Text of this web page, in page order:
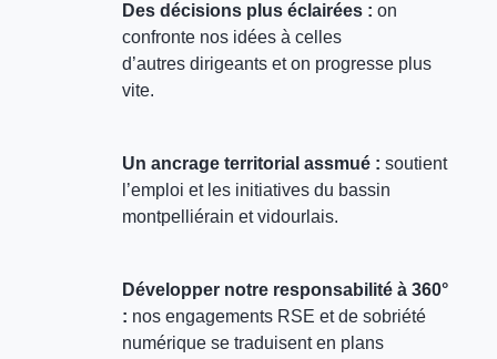
Des décisions plus éclairées : on
confronte nos idées à celles
d’autres dirigeants et on progresse plus
vite.
Un ancrage territorial assmué : soutient
l’emploi et les initiatives du bassin
montpelliérain et vidourlais.
Développer notre responsabilité à 360°
: nos engagements RSE et de sobriété
numérique se traduisent en plans